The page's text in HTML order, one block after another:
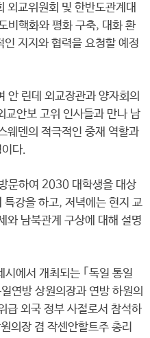
외교위원회 및 한반도관계대
비핵화와 평화 구축, 대화 환
지지와 협력을 요청할 예정
안 린데 외교장관과 양자회의
교안보 고위 인사들과 만나 남
웨덴의 적극적인 중재 역할과
다.
문하여 2030 대학생을 대상
강을 하고, 저녁에는 현지 교
와 남북관계 구상에 대해 설명
에서 개최되는 ｢독일 통일
연방 상원의장과 연방 하원의
급 외국 정부 사절로서 참석하
의장 겸 작센안할트주 총리